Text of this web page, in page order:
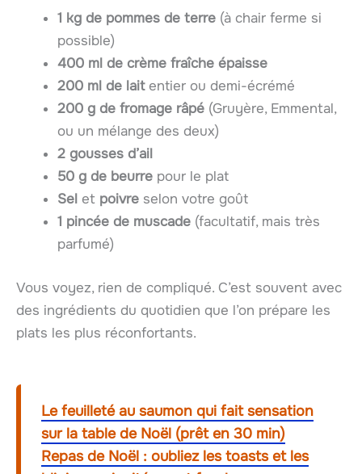
1 kg de pommes de terre (à chair ferme si
possible)
400 ml de crème fraîche épaisse
200 ml de laitentier ou demi-écrémé
200 g de fromage râpé (Gruyère, Emmental,
ou un mélange des deux)
2 gousses d’ail
50 g de beurre pour le plat
Sel et poivre selon votre goût
1 pincée de muscade (facultatif, mais très
parfumé)
Vous voyez, rien de compliqué. C’est souvent avec
des ingrédients du quotidien que l’on prépare les
plats les plus réconfortants.
Le feuilleté au saumon qui fait sensation
sur la table de Noël (prêt en 30 min)
Repas de Noël : oubliez les toasts et les